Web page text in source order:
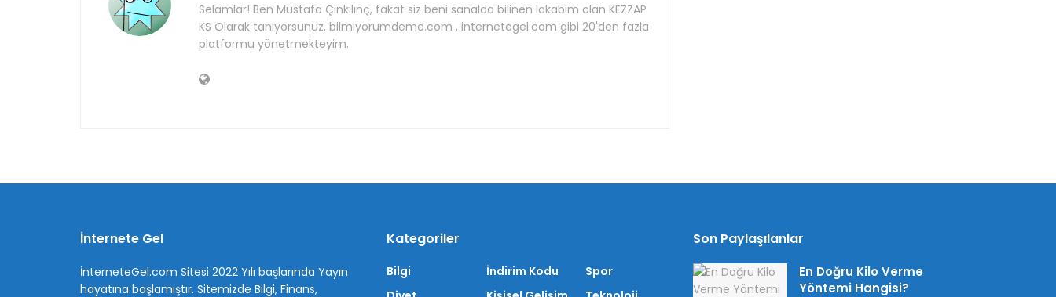
Selamlar! Ben Mustafa Çinkılınç, fakat siz beni sanalda bilinen lakabım olan KEZZAP
KS Olarak tanıyorsunuz. bilmiyorumdeme.com , internetegel.com gibi 20'den fazla
platformu yönetmekteyim.
İnternete Gel
İnterneteGel.com Sitesi 2022 Yılı başlarında Yayın
hayatına başlamıştır. Sitemizde Bilgi, Finans,
Kategoriler
Bilgi
İndirim Kodu
Spor
Son Paylaşılanlar
En Doğru Kilo Verme
Yöntemi Hangisi?